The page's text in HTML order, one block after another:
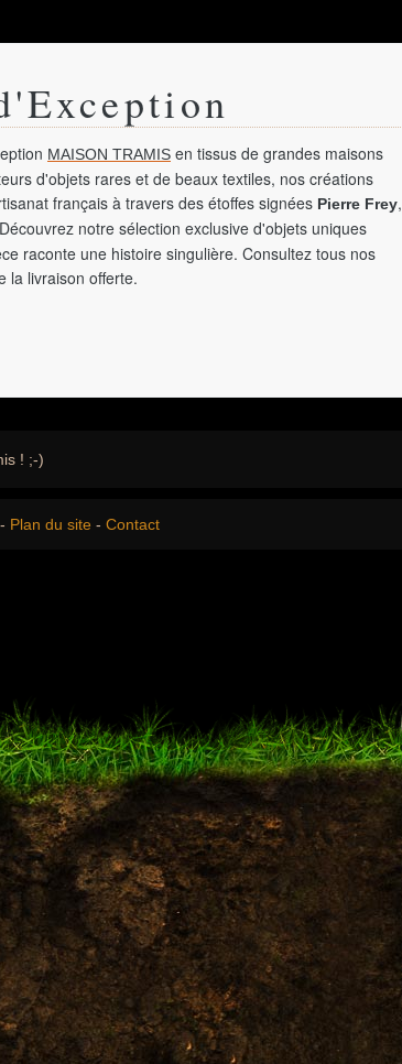
MAISON TRAMIS en tissus de grandes maisons
d'objets rares et de beaux textiles, nos créations
français à travers des étoffes signées Pierre Frey,
notre sélection exclusive d'objets uniques
raconte une histoire singulière. Consultez tous nos
la livraison offerte.
! ;-)
- Plan du site - Contact